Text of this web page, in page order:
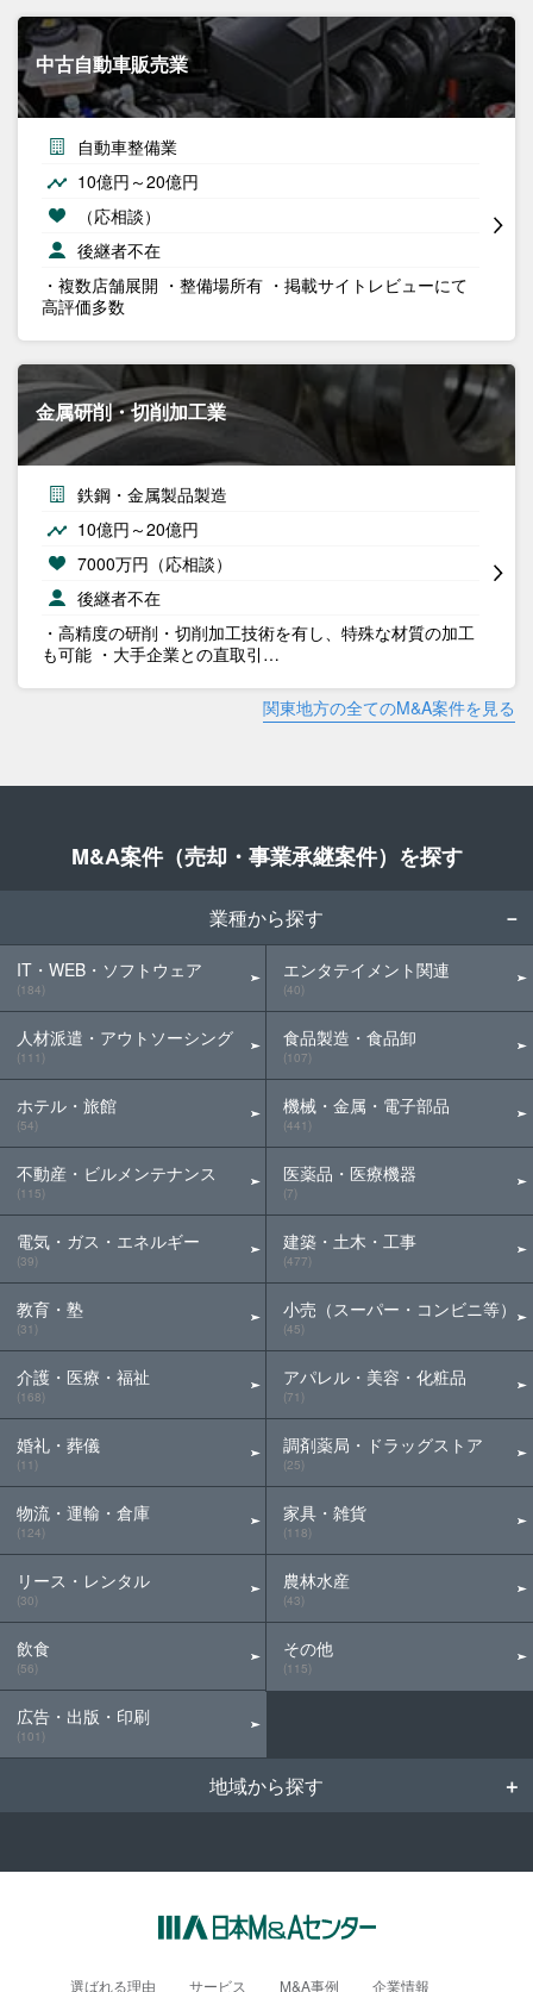
中古自動車販売業
自動車整備業
10億円～20億円
（応相談）
後継者不在
・複数店舗展開 ・整備場所有 ・掲載サイトレビューにて
高評価多数
金属研削・切削加工業
鉄鋼・金属製品製造
10億円～20億円
7000万円（応相談）
後継者不在
・高精度の研削・切削加工技術を有し、特殊な材質の加工
も可能 ・大手企業との直取引…
関東地方の全てのM&A案件を見る
M&A案件（売却・事業承継案件）を探す
業種から探す
IT・WEB・ソフトウェア
(184)
人材派遣・アウトソーシング
(111)
ホテル・旅館
(54)
不動産・ビルメンテナンス
(115)
電気・ガス・エネルギー
(39)
教育・塾
(31)
介護・医療・福祉
(168)
婚礼・葬儀
(11)
物流・運輸・倉庫
(124)
リース・レンタル
(30)
飲食
(56)
広告・出版・印刷
(101)
エンタテイメント関連
(40)
食品製造・食品卸
(107)
機械・金属・電子部品
(441)
医薬品・医療機器
(7)
建築・土木・工事
(477)
小売（スーパー・コンビニ等）
(45)
アパレル・美容・化粧品
(71)
調剤薬局・ドラッグストア
(25)
家具・雑貨
(118)
農林水産
(43)
その他
(115)
地域から探す
選ばれる理由 サービス M&A事例 企業情報